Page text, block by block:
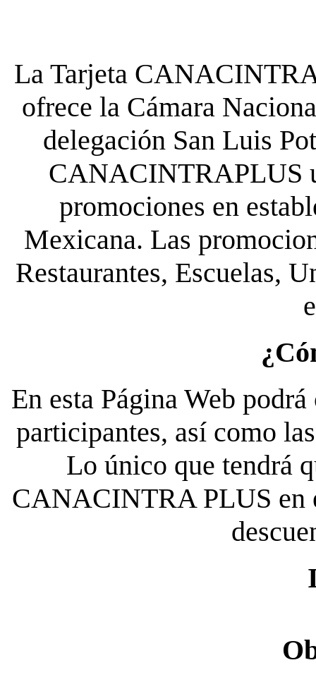
La Tarjeta
ofrece la Cámara
delegación San Luis
CANACINTRAPLUS
promociones en
Mexicana. Las
Restaurantes, Escuelas,
En esta Página Web
participantes, así como
Lo único que tendrá
CANACINTRA PLUS en